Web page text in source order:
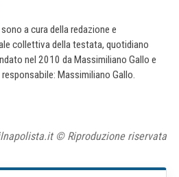
a cura della redazione e
collettiva della testata, quotidiano
nel 2010 da Massimiliano Gallo e
Massimiliano Gallo.
© Riproduzione riservata